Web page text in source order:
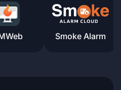
Smoke Alarm